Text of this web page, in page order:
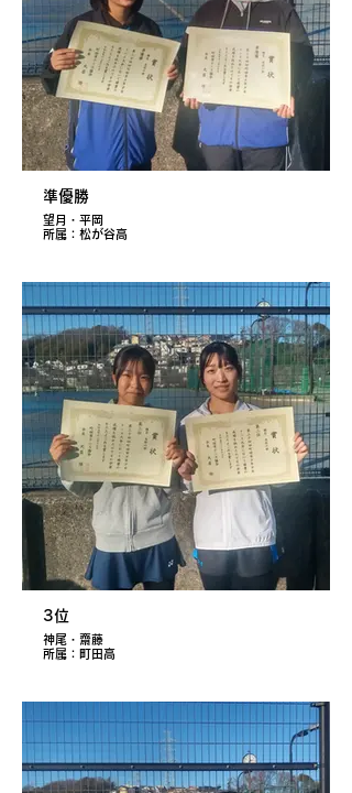
準優勝
望月・平岡
所属：松が谷高
3位
神尾・齋藤
所属：町田高